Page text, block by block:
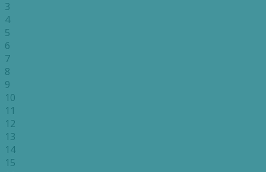
3
4
5
6
7
8
9
10
11
12
13
14
15